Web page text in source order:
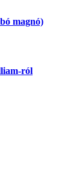
magnó)
ról